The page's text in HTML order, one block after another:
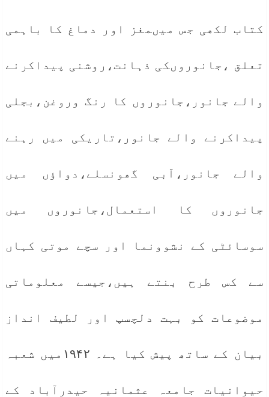
کتاب لکھی جس میںمغز اور دماغ کا باہمی
تعلق ،جانوروںکی ذہانت،روشنی پیداکرنے
والے جانور،جانوروں کا رنگ وروغن،بجلی
پیداکرنے والے جانور،تاریکی میں رہنے
والے جانور،آبی گھونسلے،دواؤں میں
جانوروں کا استعمال،جانوروں میں
سوسائٹی کے نشوونما اور سچے موتی کہاں
سے کس طرح بنتے ہیں،جیسے معلوماتی
موضوعات کو بہت دلچسپ اور لطیف انداز
بیان کے ساتھ پیش کیا ہے۔ ۱۹۴۲میں شعبہ
حیوانیات جامعہ عثمانیہ حیدرآباد کے